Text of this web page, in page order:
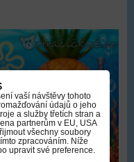
vaší návštěvy tohoto
údajů o jeho
a služby třetích stran a
partnerům v EU, USA
všechny soubory
zpracováním. Níže
upravit své preference.